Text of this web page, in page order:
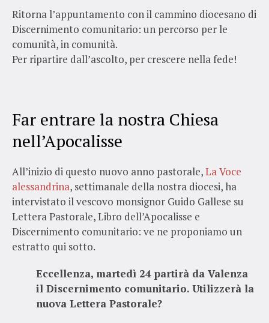
Ritorna l’appuntamento con il cammino diocesano di
Discernimento comunitario: un percorso per le
comunità, in comunità.
Per ripartire dall’ascolto, per crescere nella fede!
Far entrare la nostra Chiesa
nell’Apocalisse
All’inizio di questo nuovo anno pastorale,La Voce
alessandrina, settimanale della nostra diocesi, ha
intervistato il vescovo monsignor Guido Gallese su
Lettera Pastorale, Libro dell’Apocalisse e
Discernimento comunitario: ve ne proponiamo un
estratto qui sotto.
Eccellenza, martedì 24 partirà da Valenza
il Discernimento comunitario. Utilizzerà la
nuova Lettera Pastorale?